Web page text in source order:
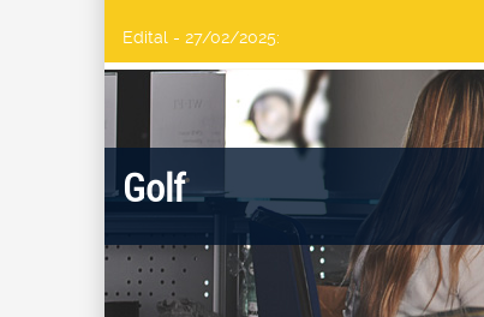
Edital - 27/02/2025:
Golf